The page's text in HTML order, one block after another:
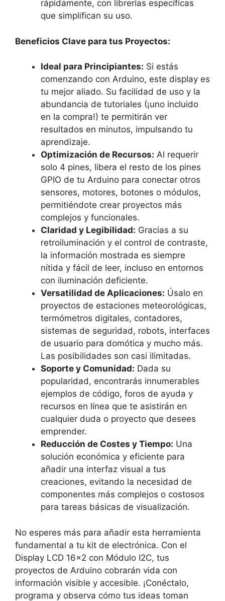
rápidamente, con librerías específicas
que simplifican su uso.
Beneficios Clave para tus Proyectos:
Ideal para Principiantes: Si estás
comenzando con Arduino, este display es
tu mejor aliado. Su facilidad de uso y la
abundancia de tutoriales (¡uno incluido
en la compra!) te permitirán ver
resultados en minutos, impulsando tu
aprendizaje.
Optimización de Recursos: Al requerir
solo 4 pines, libera el resto de los pines
GPIO de tu Arduino para conectar otros
sensores, motores, botones o módulos,
permitiéndote crear proyectos más
complejos y funcionales.
Claridad y Legibilidad: Gracias a su
retroiluminación y el control de contraste,
la información mostrada es siempre
nítida y fácil de leer, incluso en entornos
con iluminación deficiente.
Versatilidad de Aplicaciones: Úsalo en
proyectos de estaciones meteorológicas,
termómetros digitales, contadores,
sistemas de seguridad, robots, interfaces
de usuario para domótica y mucho más.
Las posibilidades son casi ilimitadas.
Soporte y Comunidad: Dada su
popularidad, encontrarás innumerables
ejemplos de código, foros de ayuda y
recursos en línea que te asistirán en
cualquier duda o proyecto que desees
emprender.
Reducción de Costes y Tiempo: Una
solución económica y eficiente para
añadir una interfaz visual a tus
creaciones, evitando la necesidad de
componentes más complejos o costosos
para tareas básicas de visualización.
No esperes más para añadir esta herramienta
fundamental a tu kit de electrónica. Con el
Display LCD 16×2 con Módulo I2C, tus
proyectos de Arduino cobrarán vida con
información visible y accesible. ¡Conéctalo,
programa y observa cómo tus ideas toman